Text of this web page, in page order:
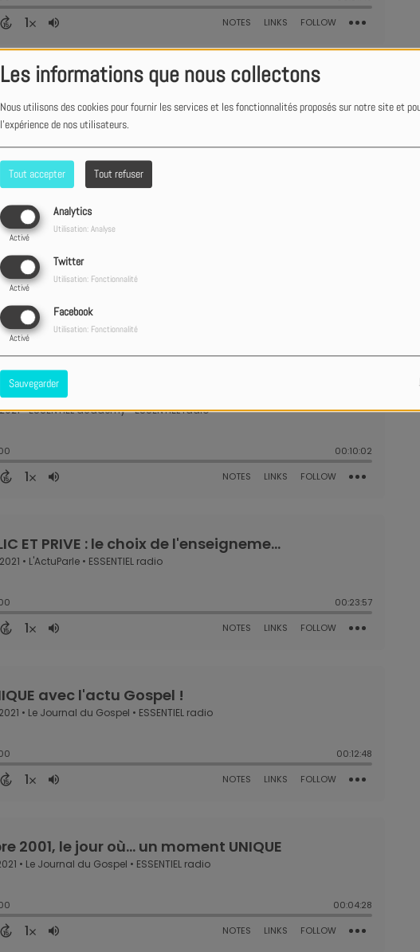
Les informations que nous collectons
Nous utilisons des cookies pour fournir les services et les fonctionnalités proposés sur notre site et
l'expérience de nos utilisateurs.
Tout accepter Tout refuser
Analytics
Activé
Utilisation: Analyse
Twitter
Activé
Utilisation: Fonctionnalité
Facebook
Activé
Utilisation: Fonctionnalité
Sauvegarder